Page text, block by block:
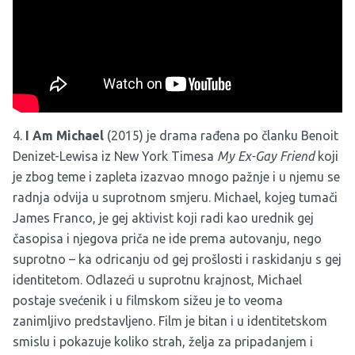
4. I Am Michael (2015) je drama rađena po članku Benoit
Denizet-Lewisa iz New York Timesa My Ex-Gay Friend koji
je zbog teme i zapleta izazvao mnogo pažnje i u njemu se
radnja odvija u suprotnom smjeru. Michael, kojeg tumači
James Franco, je gej aktivist koji radi kao urednik gej
časopisa i njegova priča ne ide prema autovanju, nego
suprotno – ka odricanju od gej prošlosti i raskidanju s gej
identitetom. Odlazeći u suprotnu krajnost, Michael
postaje svećenik i u filmskom sižeu je to veoma
zanimljivo predstavljeno. Film je bitan i u identitetskom
smislu i pokazuje koliko strah, želja za pripadanjem i